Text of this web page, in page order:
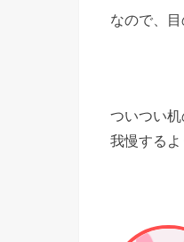
なので、
ついつい
我慢する